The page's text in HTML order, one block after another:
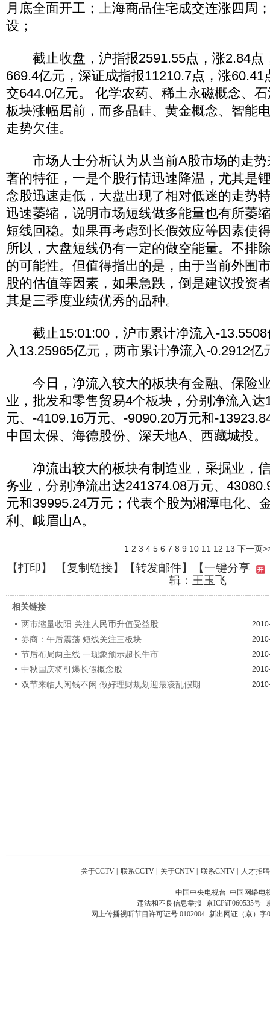
月底全面开工；上海商品住宅成交连涨四周
设；
截止收盘，沪指报2591.55点，涨2.84点
669.4亿元，深证成指报11210.7点，涨60.41
交644.0亿元。 化学农药、稀土永磁概念、
板块涨幅居前，而多晶硅、黄金概念、智能
走势欠佳。
市场人士分析认为从当前A股市场的走势
著的特征，一是个股行情迅速降温，尤其是
念股迅速走低，大盘出现了相对低迷的走势
迅速萎缩，说明市场短线做多能量也有所萎
短线回稳。如果再考虑到长假效应等因素使
所以，大盘短线仍有一定的做空能量。不排
的可能性。但值得指出的是，由于当前外围
股的估值等因素，如果急跌，倒是建议投资
其是三季度业绩优秀的品种。
截止15:01:00，沪市累计净流入-13.5508
入13.25965亿元，两市累计净流入-0.2912亿
今日，净流入较大的板块有金融、保险
业，批发和零售贸易4个板块，分别净流入达
元、-4109.16万元、-9090.20万元和-
中国太保、海德股份、深天地A、西藏城投。
净流出较大的板块有制造业，采掘业，
务业，分别净流出达241374.08万元、
元和39995.24万元；代表个股为湘潭电化、
利、峨眉山A。
1 2 3 4 5 6 7 8 9 10 11 12 13 下一页
【打印】 【复制链接】【转发邮件】
【一键分享
辑：王玉飞
相关链接
两市缩量收阳 关注人民币升值受益股
券商：午后震荡 短线关注三板块
节后布局两主线 一现象预示超长牛市
中秋国庆将引爆长假概念股
双节来临人闲钱不闲 做好理财规划迎最凌乱假期
关于CCTV | 联系CCTV | 关于CNTV | 联系CNTV | 人才招聘
中国中央电视台 中国网络电
违法和不良信息举报 京ICP证060535号
网上传播视听节目许可证号 0102004 新出网证（京）